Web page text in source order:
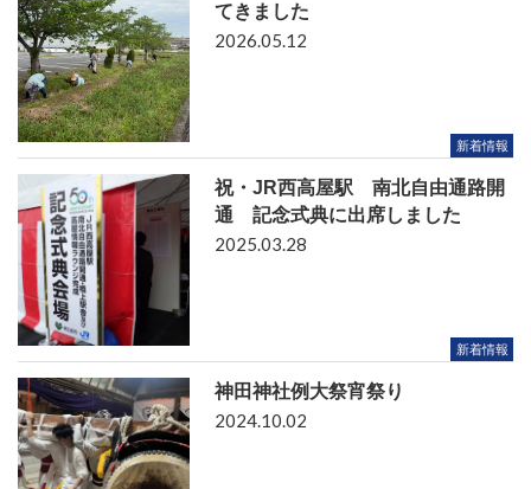
てきました
新着情報
2026.05.12
祝・JR西高屋駅 南北自由通路開
通 記念式典に出席しました
新着情報
2025.03.28
神田神社例大祭宵祭り
2024.10.02